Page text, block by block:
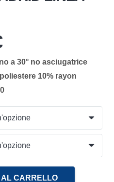
a 30° no asciugatrice
10% rayon
AL CARRELLO